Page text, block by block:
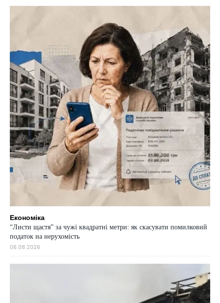
Економіка
“Листи щастя” за чужі квадратні метри: як скасувати помилковий
податок на нерухомість
06.08.2026